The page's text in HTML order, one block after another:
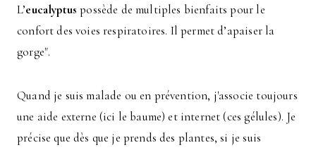
L’eucalyptus possède de multiples bienfaits pour le
confort des voies respiratoires. Il permet d’apaiser la
gorge".
Quand je suis malade ou en prévention, j'associe toujours
une aide externe (ici le baume) et internet (ces gélules). Je
précise que dès que je prends des plantes, si je suis